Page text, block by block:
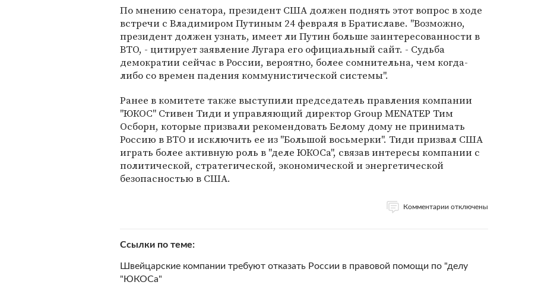
По мнению сенатора, президент США должен поднять этот вопрос в ходе
встречи с Владимиром Путиным 24 февраля в Братиславе. "Возможно,
президент должен узнать, имеет ли Путин больше заинтересованности в
ВТО, - цитирует заявление Лугара его официальный сайт. - Судьба
демократии сейчас в России, вероятно, более сомнительна, чем когда-
либо со времен падения коммунистической системы".
Ранее в комитете также выступили председатель правления компании
"ЮКОС" Стивен Тиди и управляющий директор Group MENATEP Тим
Осборн, которые призвали рекомендовать Белому дому не принимать
Россию в ВТО и исключить ее из "Большой восьмерки". Тиди призвал США
играть более активную роль в "деле ЮКОСа", связав интересы компании с
политической, стратегической, экономической и энергетической
безопасностью в США.
Комментарии отключены
Ссылки по теме
Швейцарские компании требуют отказать России в правовой помощи по "делу
"ЮКОСа"